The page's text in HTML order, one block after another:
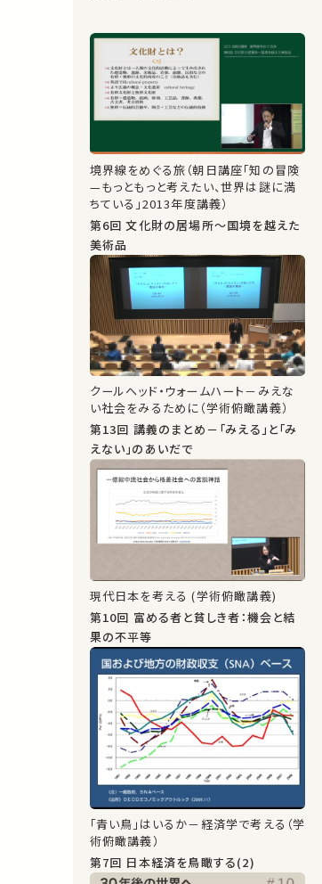
境界線をめぐる旅（朝日講座「知の冒険
—もっともっと考えたい、世界は謎に満
ちている」2013年度講義）
第6回 文化財の居場所～国境を越えた
美術品
クールヘッド・ウォームハート－みえな
い社会をみるために（学術俯瞰講義）
第13回 講義のまとめ－「みえる」と「み
えない」のあいだで
現代日本を考える (学術俯瞰講義)
第10回 富める者と貧しき者：機会と結
果の不平等
「青い鳥」はいるか－経済学で考える（学
術俯瞰講義）
第7回 日本経済を鳥瞰する(2)